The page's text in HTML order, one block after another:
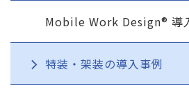
Mobile Work Design® 導
特装・架装の導入事例